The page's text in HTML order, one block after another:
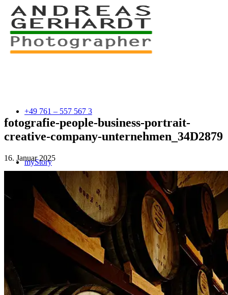
+49 761 – 557 567 3
myStory
Portfolio
fotografie-people-business-portrait-
creative-company-unternehmen_34D2879
16. Januar 2025